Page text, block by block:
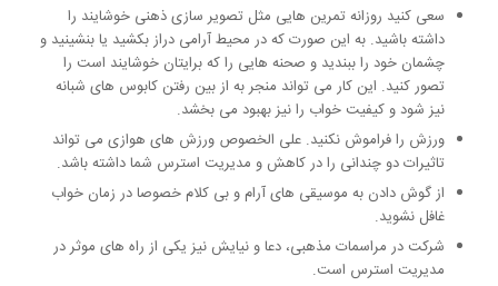
سعی کنید روزانه تمرین هایی مثل تصویر سازی ذهنی خوشایند را
داشته باشید. به این صورت که در محیط آرامی دراز بکشید یا بنشینید و
چشمان خود را ببندید و صحنه هایی را که برایتان خوشایند است را
تصور کنید. این کار می تواند منجر به از بین رفتن کابوس های شبانه
نیز شود و کیفیت خواب را نیز بهبود می بخشد.
ورزش را فراموش نکنید. علی الخصوص ورزش های هوازی می تواند
تاثیرات دو چندانی را در کاهش و مدیریت استرس شما داشته باشد.
از گوش دادن به موسیقی های آرام و بی کلام خصوصا در زمان خواب
غافل نشوید.
شرکت در مراسمات مذهبی، دعا و نیایش نیز یکی از راه های موثر در
مدیریت استرس است.